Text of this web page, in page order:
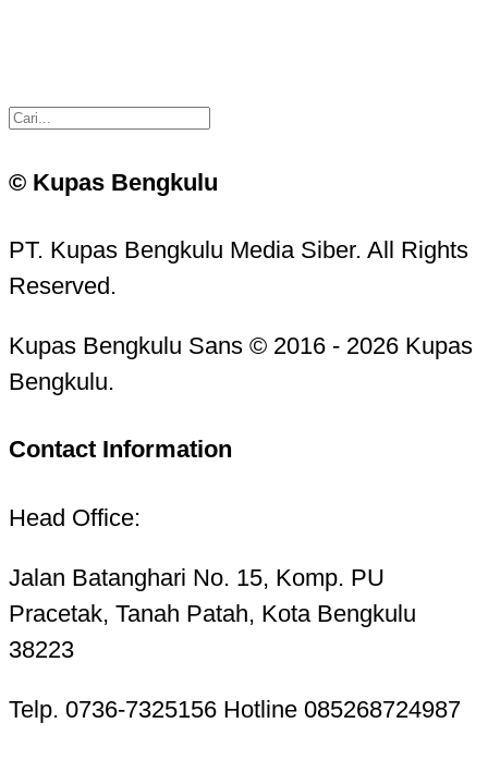
© Kupas Bengkulu
PT. Kupas Bengkulu Media Siber. All Rights
Reserved.
Kupas Bengkulu Sans © 2016 - 2026 Kupas
Bengkulu.
Contact Information
Head Office:
Jalan Batanghari No. 15, Komp. PU
Pracetak, Tanah Patah, Kota Bengkulu
38223
Telp. 0736-7325156 Hotline 085268724987